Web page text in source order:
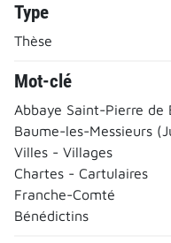
Type
Thèse
Mot-clé
Abbaye Saint-Pierre de
Baume-les-Messieurs
Villes - Villages
Chartes - Cartulaires
Franche-Comté
Bénédictins